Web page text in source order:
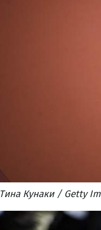
Тина Кунаки / Getty